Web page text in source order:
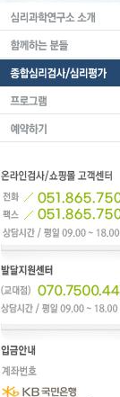
심리과학연구소 소개
함께하는 분들
종합심리검사/심리
프로그램